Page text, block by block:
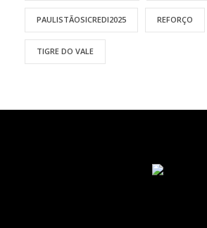
PAULISTÃOSICREDI2025 REFORÇO
TIGRE DO VALE